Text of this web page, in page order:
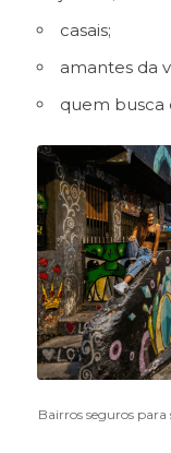
casais;
amantes da
quem busca
Bairros seguros para